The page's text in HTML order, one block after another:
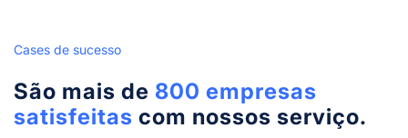
Cases de sucesso
São mais de 800 empresas
satisfeitas com nossos serviço.